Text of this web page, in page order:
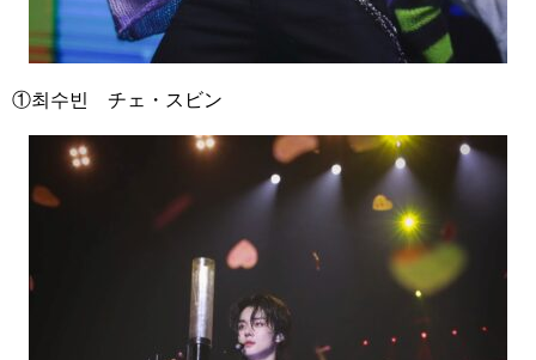
①최수빈 チェ・スビン